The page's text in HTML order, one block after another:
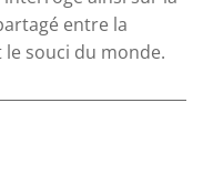
entre la
souci du monde.